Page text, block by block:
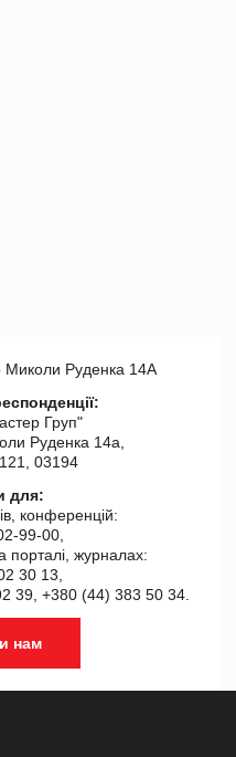
Миколи Руденка 14А
Груп"
Руденка 14а,
03194
для:
конференцій:
99-00,
порталі, журналах:
30 13,
39, +380 (44) 383 50 34.
нам